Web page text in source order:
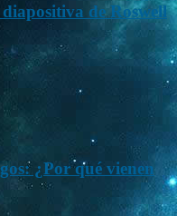
de Roswell
¿Por qué vienen